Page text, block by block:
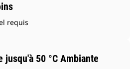
requis
jusqu'à 50 °C Ambiante